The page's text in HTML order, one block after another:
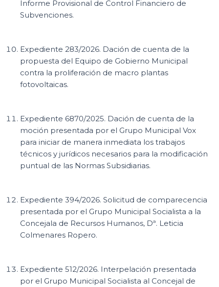
Informe Provisional de Control Financiero de
Subvenciones.
Expediente 283/2026. Dación de cuenta de la
propuesta del Equipo de Gobierno Municipal
contra la proliferación de macro plantas
fotovoltaicas.
Expediente 6870/2025. Dación de cuenta de la
moción presentada por el Grupo Municipal Vox
para iniciar de manera inmediata los trabajos
técnicos y jurídicos necesarios para la modificación
puntual de las Normas Subsidiarias.
Expediente 394/2026. Solicitud de comparecencia
presentada por el Grupo Municipal Socialista a la
Concejala de Recursos Humanos, Dª. Leticia
Colmenares Ropero.
Expediente 512/2026. Interpelación presentada
por el Grupo Municipal Socialista al Concejal de